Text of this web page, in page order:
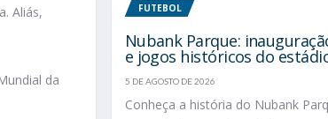
Aliás,
da
FUTEBOL
Nubank Parque:
e jogos históricos do
5 DE AGOSTO DE 2026
Conheça a história do Nubank